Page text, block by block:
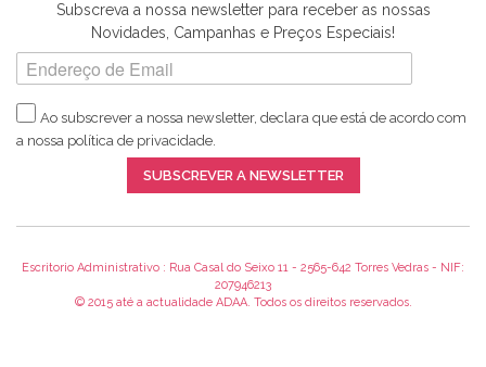
Harita a minha encomenda já chegou. :) Muito obrigada pela
rapidez no envio, pela qualidade dos materiais que me
enviaste e pela simpatia de sempre. :)
Catarina Amaro
5 estrelas. Gosto muito do serviço. A Harita Chotalal é muito
Recomendo.
Subscreva a nossa newsletter para receber as nossas
Novidades, Campanhas e Preços Especiais!
Ao subscrever a nossa newsletter, declara que está de acordo com
a nossa política de privacidade.
SUBSCREVER A NEWSLETTER
Escritorio Administrativo : Rua Casal do Seixo 11 - 2565-642 Torres Vedras - NIF:
207946213
© 2015 até a actualidade ADAA. Todos os direitos reservados.